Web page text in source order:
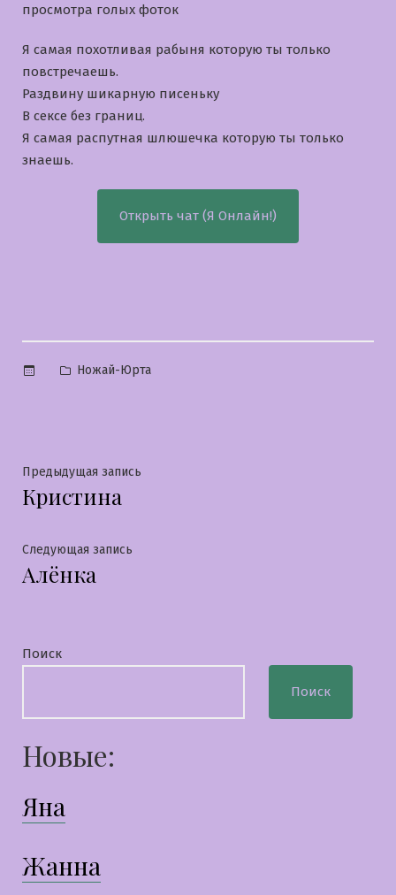
просмотра голых фоток
Я самая похотливая рабыня которую ты только
повстречаешь.
Раздвину шикарную писеньку
В сексе без границ.
Я самая распутная шлюшечка которую ты только
знаешь.
Открыть чат (Я Онлайн!)
Опубликовано
Ножай-Юрта
Навигация
по
записям
Предыдущая запись
Кристина
Следующая запись
Алёнка
Поиск
Поиск
Новые:
Яна
Жанна